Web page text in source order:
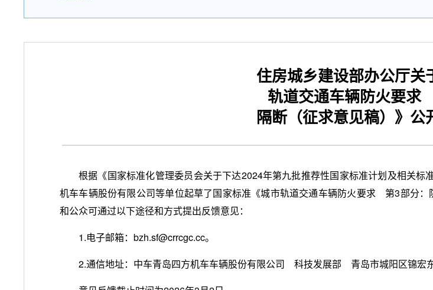
住房城乡建设部办公厅关
轨道交通车辆防火要
隔断（征求意见稿）》公
根据《国家标准化管理委员会关于下达2024年第九批推荐性国家标准计划及相关
机车车辆股份有限公司等单位起草了国家标准《城市轨道交通车辆防火要求 第3部分
和公众可通过以下途径和方式提出反馈意见：
1.电子邮箱：bzh.sf@crrcgc.cc。
2.通信地址：中车青岛四方机车车辆股份有限公司 科技发展部 青岛市城阳区锦宏